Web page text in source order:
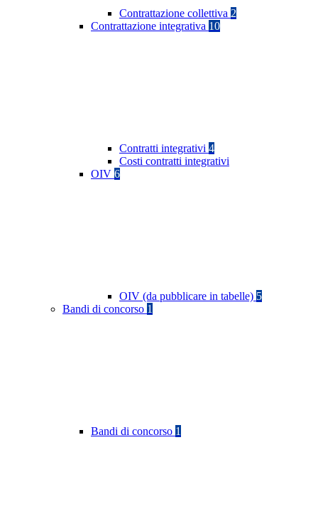
Contrattazione collettiva 2
Contrattazione integrativa 10
Contratti integrativi 4
Costi contratti integrativi
OIV 6
OIV (da pubblicare in tabelle) 5
Bandi di concorso 1
Bandi di concorso 1